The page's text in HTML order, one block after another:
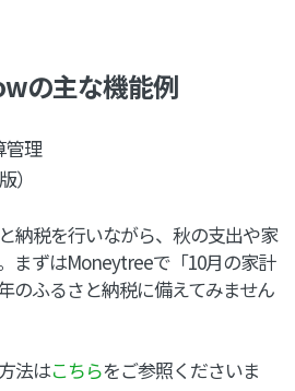
の主な機能例
管理
）
納税を行いながら、秋の支出や家
まずはMoneytreeで「10月の家計
のふるさと納税に備えてみません
法はこちらをご参照くださいま